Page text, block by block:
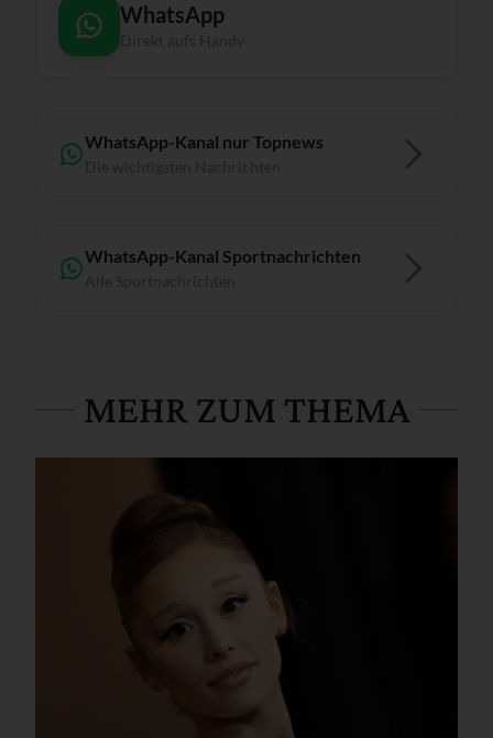
WhatsApp
WhatsApp-Kanal nur Topnews
WhatsApp-Kanal Sportnachrichten
MEHR ZUM THEMA